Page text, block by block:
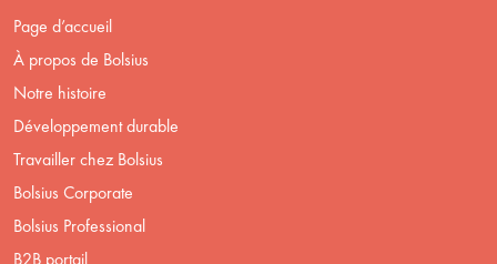
Page d’accueil
À propos de Bolsius
Notre histoire
Développement durable
Travailler chez Bolsius
Bolsius Corporate
Bolsius Professional
B2B portail